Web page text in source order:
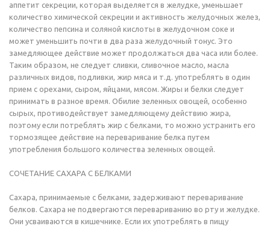
аппетит секреции, которая выделяется в желудке, уменьшает
количество химической секреции и активность желудочных желез,
количество пепсина и соляной кислоты в желудочном соке и
может уменьшить почти в два раза желудочный тонус. Это
замедляющее действие может продолжаться два часа или более.
Таким образом, не следует сливки, сливочное масло, масла
различных видов, подливки, жир мяса и т.д. употреблять в один
прием с орехами, сыром, яйцами, мясом. Жиры и белки следует
принимать в разное время. Обилие зеленных овощей, особенно
сырых, противодействует замедляющему действию жира,
поэтому если потреблять жир с белками, то можно устранить его
тормозящее действие на переваривание белка путем
употребления большого количества зеленных овощей.
СОЧЕТАНИЕ САХАРА С БЕЛКАМИ
Сахара, принимаемые с белками, задерживают переваривание
белков. Сахара не подвергаются перевариванию во рту и желудке.
Они усваиваются в кишечнике. Если их употреблять в пищу